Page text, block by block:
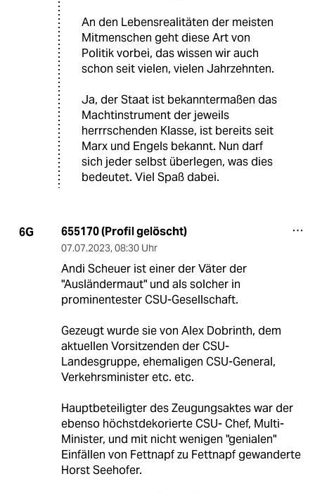
An den Lebensrealitäten der meisten
Mitmenschen geht diese Art von
Politik vorbei, das wissen wir auch
schon seit vielen, vielen Jahrzehnten.
Ja, der Staat ist bekanntermaßen das
Machtinstrument der jeweils
herrrschenden Klasse, ist bereits seit
Marx und Engels bekannt. Nun darf
sich jeder selbst überlegen, was dies
bedeutet. Viel Spaß dabei.
6G 655170 (Profil gelöscht)
07.07.2023, 08:30 Uhr
Andi Scheuer ist einer der Väter der
"Ausländermaut" und als solcher in
prominentester CSU-Gesellschaft.
Gezeugt wurde sie von Alex Dobrinth, dem
aktuellen Vorsitzenden der CSU-
Landesgruppe, ehemaligen CSU-General,
Verkehrsminister etc. etc.
Hauptbeteiligter des Zeugungsaktes war der
ebenso höchstdekorierte CSU- Chef, Multi-
Minister, und mit nicht wenigen "genialen"
Einfällen von Fettnapf zu Fettnapf gewanderte
Horst Seehofer.